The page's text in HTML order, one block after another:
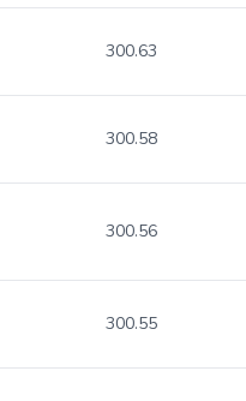
300.63
300.58
300.56
300.55